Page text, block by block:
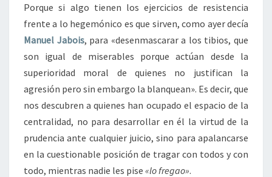
Porque si algo tienen los ejercicios de resistencia
frente a lo hegemónico es que sirven, como ayer decía
Manuel Jabois, para «desenmascarar a los tibios, que
son igual de miserables porque actúan desde la
superioridad moral de quienes no justifican la
agresión pero sin embargo la blanquean». Es decir, que
nos descubren a quienes han ocupado el espacio de la
centralidad, no para desarrollar en él la virtud de la
prudencia ante cualquier juicio, sino para apalancarse
en la cuestionable posición de tragar con todos y con
todo, mientras nadie les pise «lo fregao».